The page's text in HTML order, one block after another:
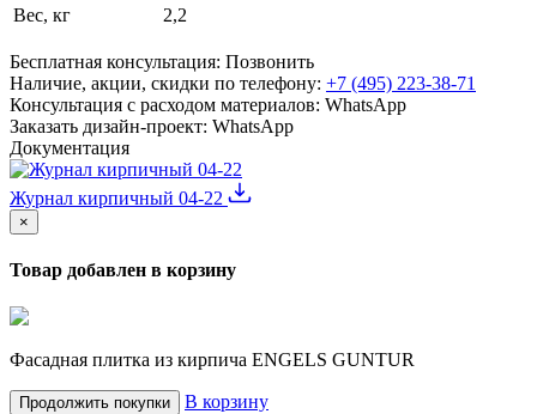
Вес, кг
2,2
Бесплатная консультация: Позвонить
Наличие, акции, скидки по телефону: +7 (495) 223-38-71
Консультация с расходом материалов: WhatsApp
Заказать дизайн-проект: WhatsApp
Документация
Журнал кирпичный 04-22
×
Товар добавлен в корзину
Фасадная плитка из кирпича ENGELS GUNTUR
Продолжить покупки В корзину